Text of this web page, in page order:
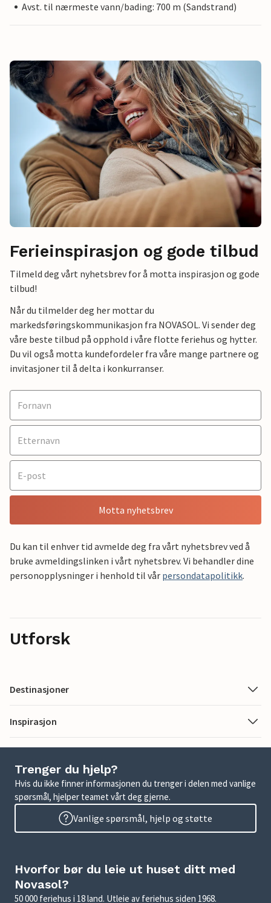
Avst. til nærmeste vann/bading: 700 m (Sandstrand)
Ferieinspirasjon og gode tilbud
Tilmeld deg vårt nyhetsbrev for å motta inspirasjon og gode
tilbud!
Når du tilmelder deg her mottar du
markedsføringskommunikasjon fra NOVASOL. Vi sender deg
våre beste tilbud på opphold i våre flotte feriehus og hytter.
Du vil også motta kundefordeler fra våre mange partnere og
invitasjoner til å delta i konkurranser.
Motta nyhetsbrev
Du kan til enhver tid avmelde deg fra vårt nyhetsbrev ved å
bruke avmeldingslinken i vårt nyhetsbrev. Vi behandler dine
personopplysninger i henhold til vår persondatapolitikk.
Utforsk
Destinasjoner
Inspirasjon
Trenger du hjelp?
Hvis du ikke finner informasjonen du trenger i delen med vanlige
spørsmål, hjelper teamet vårt deg gjerne.
Vanlige spørsmål, hjelp og støtte
Hvorfor bør du leie ut huset ditt med
Novasol?
50 000 feriehus i 18 land. Utleie av feriehus siden 1968.